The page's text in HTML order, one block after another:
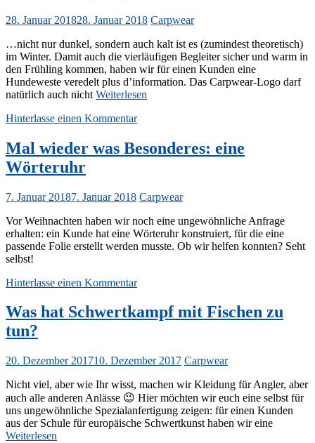
28. Januar 201828. Januar 2018 Carpwear
…nicht nur dunkel, sondern auch kalt ist es (zumindest theoretisch)
im Winter. Damit auch die vierläufigen Begleiter sicher und warm in
den Frühling kommen, haben wir für einen Kunden eine
Hundeweste veredelt plus d’information. Das Carpwear-Logo darf
natürlich auch nicht Weiterlesen
Hinterlasse einen Kommentar
Mal wieder was Besonderes: eine
Wörteruhr
7. Januar 20187. Januar 2018 Carpwear
Vor Weihnachten haben wir noch eine ungewöhnliche Anfrage
erhalten: ein Kunde hat eine Wörteruhr konstruiert, für die eine
passende Folie erstellt werden musste. Ob wir helfen konnten? Seht
selbst!
Hinterlasse einen Kommentar
Was hat Schwertkampf mit Fischen zu
tun?
20. Dezember 201710. Dezember 2017 Carpwear
Nicht viel, aber wie Ihr wisst, machen wir Kleidung für Angler, aber
auch alle anderen Anlässe 😉 Hier möchten wir euch eine selbst für
uns ungewöhnliche Spezialanfertigung zeigen: für einen Kunden
aus der Schule für europäische Schwertkunst haben wir eine
Weiterlesen